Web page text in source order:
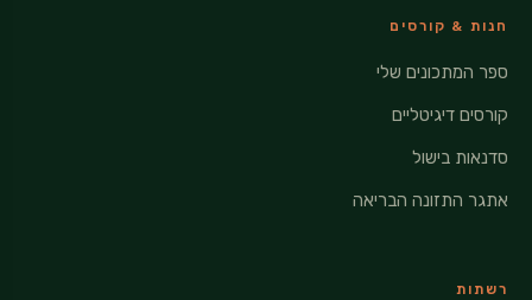
חנות & קורסים
ספר המתכונים שלי
קורסים דיגיטליים
סדנאות בישול
אתגר התזונה הבריאה
רשתות